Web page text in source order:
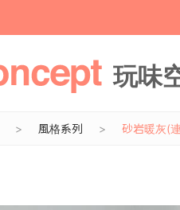
風格系列 砂岩暖灰(